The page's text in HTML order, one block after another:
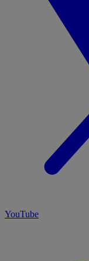
YouTube